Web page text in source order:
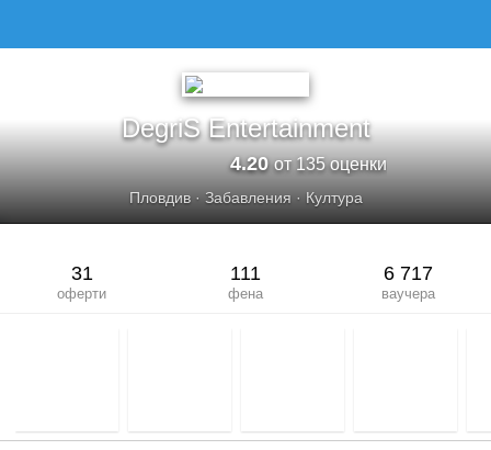
DegriS Entertainment
4.20от 135 оценки
Пловдив· Забавления· Култура
31
оферти
111
фена
6 717
ваучера